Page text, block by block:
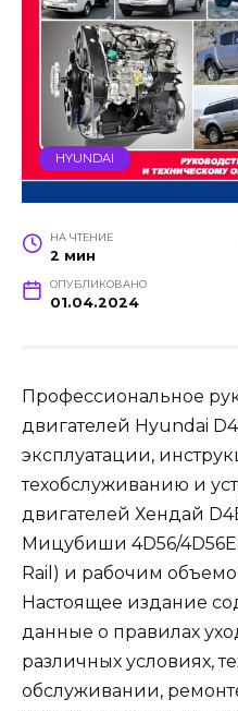
HYUNDAI
НА ЧТЕНИЕ
2 мин
ОПУБЛИКОВАНО
01.04.2024
Профессиональное
двигателей Hyundai
эксплуатации,
техобслуживанию и
двигателей Хендай
Мицубиши 4D56/
Rail) и рабочим
Настоящее издание
данные о правилах
различных условиях,
обслуживании,